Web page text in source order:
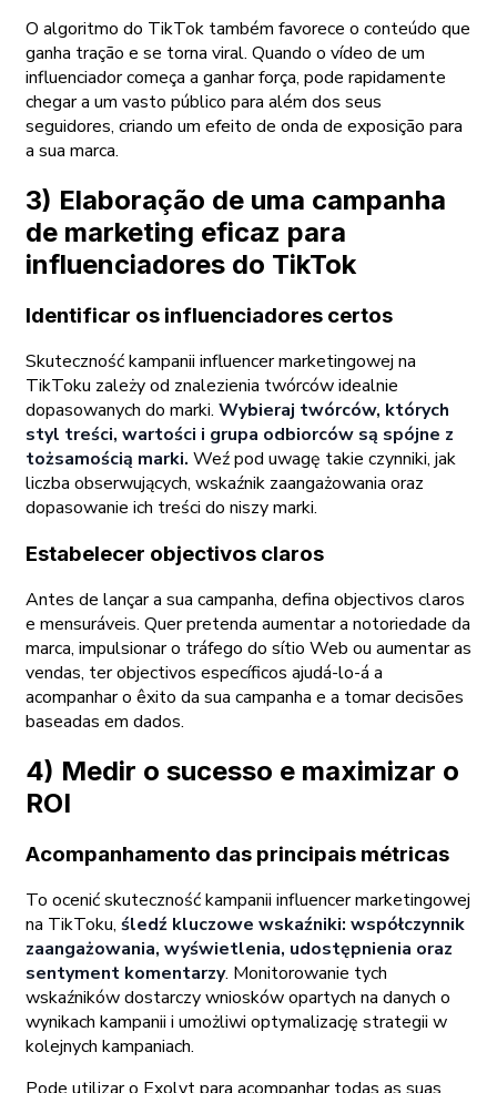
O algoritmo do TikTok também favorece o conteúdo que
ganha tração e se torna viral. Quando o vídeo de um
influenciador começa a ganhar força, pode rapidamente
chegar a um vasto público para além dos seus
seguidores, criando um efeito de onda de exposição para
a sua marca.
3) Elaboração de uma campanha
de marketing eficaz para
influenciadores do TikTok
Identificar os influenciadores certos
Skuteczność kampanii influencer marketingowej na
TikToku zależy od znalezienia twórców idealnie
dopasowanych do marki. Wybieraj twórców, których
styl treści, wartości i grupa odbiorców są spójne z
tożsamością marki. Weź pod uwagę takie czynniki, jak
liczba obserwujących, wskaźnik zaangażowania oraz
dopasowanie ich treści do niszy marki.
Estabelecer objectivos claros
Antes de lançar a sua campanha, defina objectivos claros
e mensuráveis. Quer pretenda aumentar a notoriedade da
marca, impulsionar o tráfego do sítio Web ou aumentar as
vendas, ter objectivos específicos ajudá-lo-á a
acompanhar o êxito da sua campanha e a tomar decisões
baseadas em dados.
4) Medir o sucesso e maximizar o
ROI
Acompanhamento das principais métricas
To ocenić skuteczność kampanii influencer marketingowej
na TikToku, śledź kluczowe wskaźniki: współczynnik
zaangażowania, wyświetlenia, udostępnienia oraz
sentyment komentarzy. Monitorowanie tych
wskaźników dostarczy wniosków opartych na danych o
wynikach kampanii i umożliwi optymalizację strategii w
kolejnych kampaniach.